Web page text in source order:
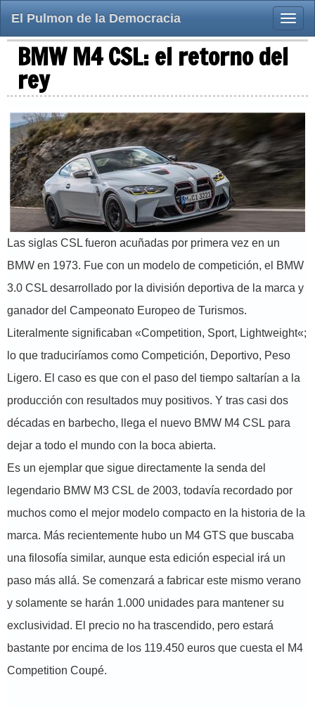
Toggle
El Pulmon de la Democracia
BMW M4 CSL: el retorno del
rey
Las siglas CSL fueron acuñadas por primera vez en un
BMW en 1973. Fue con un modelo de competición, el BMW
3.0 CSL desarrollado por la división deportiva de la marca y
ganador del Campeonato Europeo de Turismos.
Literalmente significaban «Competition, Sport, Lightweight«;
lo que traduciríamos como Competición, Deportivo, Peso
Ligero. El caso es que con el paso del tiempo saltarían a la
producción con resultados muy positivos. Y tras casi dos
décadas en barbecho, llega el nuevo BMW M4 CSL para
dejar a todo el mundo con la boca abierta.
Es un ejemplar que sigue directamente la senda del
legendario BMW M3 CSL de 2003, todavía recordado por
muchos como el mejor modelo compacto en la historia de la
marca. Más recientemente hubo un M4 GTS que buscaba
una filosofía similar, aunque esta edición especial irá un
paso más allá. Se comenzará a fabricar este mismo verano
y solamente se harán 1.000 unidades para mantener su
exclusividad. El precio no ha trascendido, pero estará
bastante por encima de los 119.450 euros que cuesta el M4
Competition Coupé.